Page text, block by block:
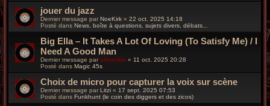
jouer du jazz
Dernier message par NoeKirk « 22 oct. 2025 14:18
Posté dans News, boîte à questions, sujets divers, débats...
Big Ella – It Takes A Lot Of Loving (To Satisfy Me) / I
Need A Good Man
Dernier message par silverfox « 11 oct. 2025 20:28
Posté dans Magic 45s
Choix de micro pour capturer la voix sur scène
Dernier message par Litzi « 17 sept. 2025 07:53
Posté dans Funkhunt (le coin des diggers et des zicos)